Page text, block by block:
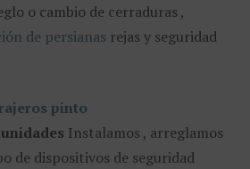
o cambio de cerraduras ,
de persianas rejas y seguridad
Instalamos , arreglamos
de dispositivos de seguridad